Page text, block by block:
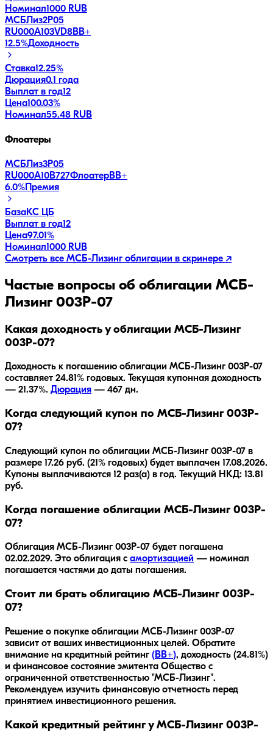
Номинал1000 RUB
МСБЛиз2P05
RU000A103VD8BB+
12.5%Доходность
Ставка12.25%
Дюрация0.1 года
Выплат в год12
Цена100.03%
Номинал55.48 RUB
Флоатеры
МСБЛиз3P05
RU000A10B727ФлоатерBB+
6.0% Премия
БазаКС ЦБ
Выплат в год12
Цена97.01%
Номинал1000 RUB
Смотреть все МСБ-Лизинг облигации в скринере ↗
Частые вопросы об облигации МСБ-
Лизинг 003P-07
Какая доходность у облигации МСБ-Лизинг
003P-07?
Доходность к погашению облигации МСБ-Лизинг 003P-07
составляет 24.81% годовых. Текущая купонная доходность
— 21.37%. Дюрация — 467 дн.
Когда следующий купон по МСБ-Лизинг 003P-
07?
Следующий купон по облигации МСБ-Лизинг 003P-07 в
размере 17.26 руб. (21% годовых) будет выплачен 17.08.2026.
Купоны выплачиваются 12 раз(а) в год. Текущий НКД: 13.81
руб.
Когда погашение облигации МСБ-Лизинг 003P-
07?
Облигация МСБ-Лизинг 003P-07 будет погашена
02.02.2029. Это облигация с амортизацией — номинал
погашается частями до даты погашения.
Стоит ли брать облигацию МСБ-Лизинг 003P-
07?
Решение о покупке облигации МСБ-Лизинг 003P-07
зависит от ваших инвестиционных целей. Обратите
внимание на кредитный рейтинг ( BB+), доходность (24.81%)
и финансовое состояние эмитента Общество с
ограниченной ответственностью "МСБ-Лизинг".
Рекомендуем изучить финансовую отчетность перед
принятием инвестиционного решения.
Какой кредитный рейтинг у МСБ-Лизинг 003P-